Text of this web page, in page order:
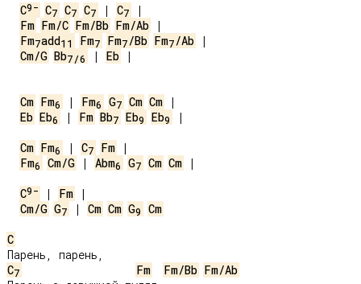
C9- C7 C7 C7 | C7
Fm Fm/C Fm/Bb Fm/Ab
Fm7add11 Fm7 Fm7/Bb Fm7/Ab
Cm/G Bb7/6 | Eb |
Cm Fm6 | Fm6 G7 Cm Cm
Eb Eb6 | Fm Bb7 Eb9 Eb9
|
Cm Fm6 | C7 Fm
Fm6 Cm/G | Abm6 G7 Cm Cm |
C9- | Fm
Cm/G G7 | Cm Cm G9
Cm
C
C7 Fm Fm/Bb Fm/Ab